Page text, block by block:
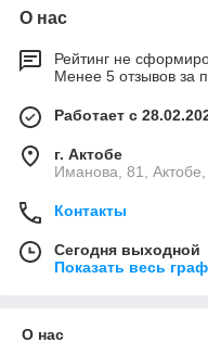
О нас
Рейтинг не
Менее 5 отзывов за
Работает с
г. Актобе
Иманова, 81, Актобе,
Контакты
Сегодня выходной
Показать весь
О нас